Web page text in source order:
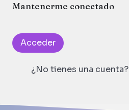
Mantenerme conectado
Acceder
¿No tienes una cuenta?